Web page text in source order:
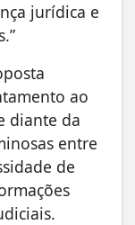
jurídica e
ao
diante da
entre
de